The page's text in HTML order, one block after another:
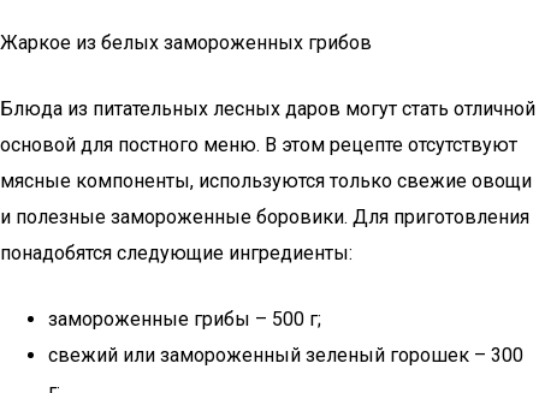
Жаркое из белых замороженных грибов
Блюда из питательных лесных даров могут стать отличной
основой для постного меню. В этом рецепте отсутствуют
мясные компоненты, используются только свежие овощи
и полезные замороженные боровики. Для приготовления
понадобятся следующие ингредиенты:
замороженные грибы – 500 г;
свежий или замороженный зеленый горошек – 300